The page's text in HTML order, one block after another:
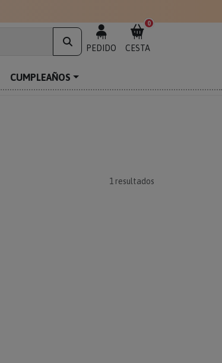
MI
PEDIDO
0
MI
CESTA
CUMPLEAÑOS
1 resultados